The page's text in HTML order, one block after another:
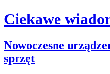
Ciekawe
Skip
to
content
Nowoczesne
sprzęt